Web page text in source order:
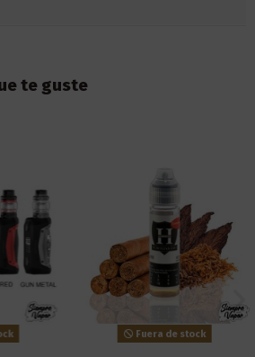
te guste
Fuera de stock